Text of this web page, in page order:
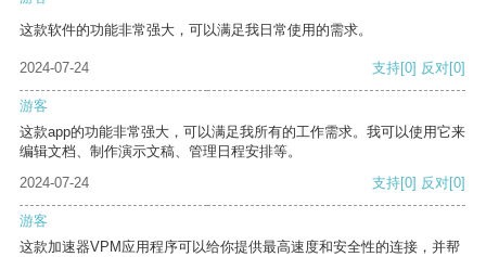
这款软件的功能非常强大，可以满足我日常使用的需求。
2024-07-24 支持[0] 反对[0]
游客
这款app的功能非常强大，可以满足我所有的工作需求。我可以使用它来
编辑文档、制作演示文稿、管理日程安排等。
2024-07-24
支持[0] 反对[0]
游客
这款加速器VPM应用程序可以给你提供最高速度和安全性的连接，并帮